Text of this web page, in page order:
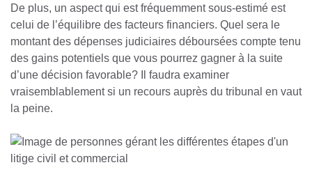
De plus, un aspect qui est fréquemment sous-estimé est
celui de l’équilibre des facteurs financiers. Quel sera le
montant des dépenses judiciaires déboursées compte tenu
des gains potentiels que vous pourrez gagner à la suite
d’une décision favorable? Il faudra examiner
vraisemblablement si un recours auprès du tribunal en vaut
la peine.